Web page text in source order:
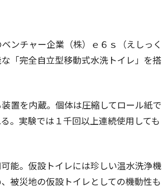
ンチャー企業（株）ｅ６ｓ（えしっく
「完全自立型移動式水洗トイレ」を搭
置を内蔵。個体は圧縮してロール紙で
。実験では１千回以上連続使用しても
能。仮設トイレには珍しい温水洗浄機
被災地の仮設トイレとしての機動性も